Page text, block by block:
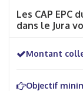
Les CAP EPC
dans le Jura
Montant
Objectif